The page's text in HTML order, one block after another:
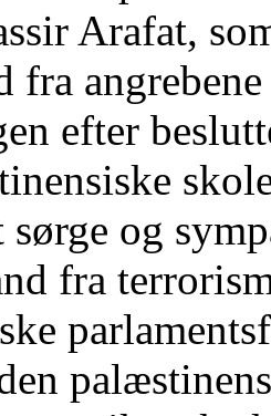
Arafat,
fra
efter
og
fra